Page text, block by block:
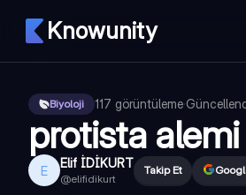
Knowunity
Biyoloji 117 görüntüleme·
protista alemi
E Elif İDİKURT
@elifidikurt
Takip Et